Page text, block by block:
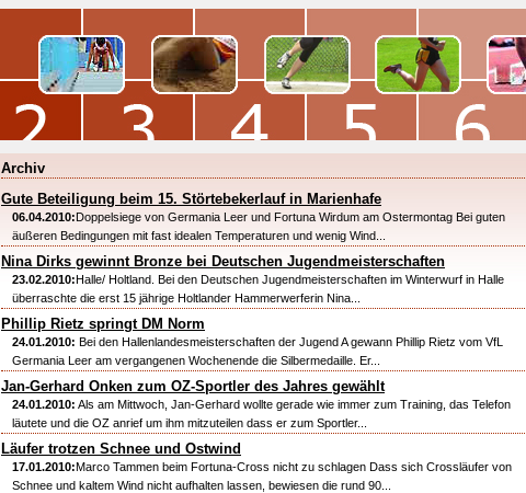
Archiv
Gute Beteiligung beim 15. Störtebekerlauf in Marienhafe
06.04.2010:Doppelsiege von Germania Leer und Fortuna Wirdum am Ostermontag Bei guten
äußeren Bedingungen mit fast idealen Temperaturen und wenig Wind...
Nina Dirks gewinnt Bronze bei Deutschen Jugendmeisterschaften
23.02.2010:Halle/ Holtland. Bei den Deutschen Jugendmeisterschaften im Winterwurf in Halle
überraschte die erst 15 jährige Holtlander Hammerwerferin Nina...
Phillip Rietz springt DM Norm
24.01.2010: Bei den Hallenlandesmeisterschaften der Jugend A gewann Phillip Rietz vom VfL
Germania Leer am vergangenen Wochenende die Silbermedaille. Er...
Jan-Gerhard Onken zum OZ-Sportler des Jahres gewählt
24.01.2010: Als am Mittwoch, Jan-Gerhard wollte gerade wie immer zum Training, das Telefon
läutete und die OZ anrief um ihm mitzuteilen dass er zum Sportler...
Läufer trotzen Schnee und Ostwind
17.01.2010:Marco Tammen beim Fortuna-Cross nicht zu schlagen Dass sich Crossläufer von
Schnee und kaltem Wind nicht aufhalten lassen, bewiesen die rund 90...